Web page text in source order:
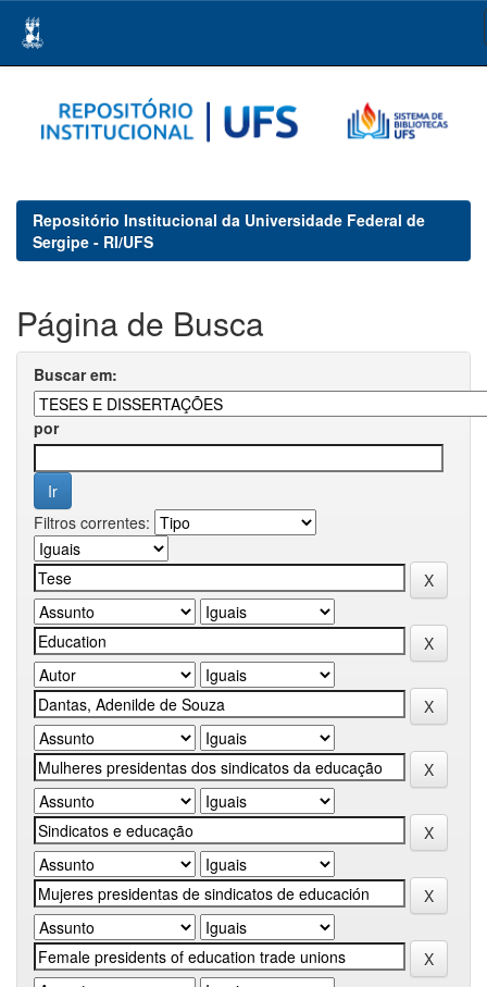
navigation
Repositório Institucional da Universidade Federal de
Sergipe - RI/UFS
Página de Busca
Buscar em:
por
Filtros correntes: